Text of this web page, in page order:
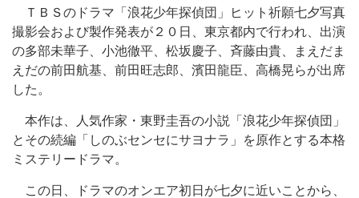
ＴＢＳのドラマ「浪花少年探偵団」ヒット祈願七夕写真
撮影会および製作発表が２０日、東京都内で行われ、出演
の多部未華子、小池徹平、松坂慶子、斉藤由貴、まえだま
えだの前田航基、前田旺志郎、濱田龍臣、高橋晃らが出席
した。
本作は、人気作家・東野圭吾の小説「浪花少年探偵団」
とその続編「しのぶセンセにサヨナラ」を原作とする本格
ミステリードラマ。
この日、ドラマのオンエア初日が七夕に近いことから、